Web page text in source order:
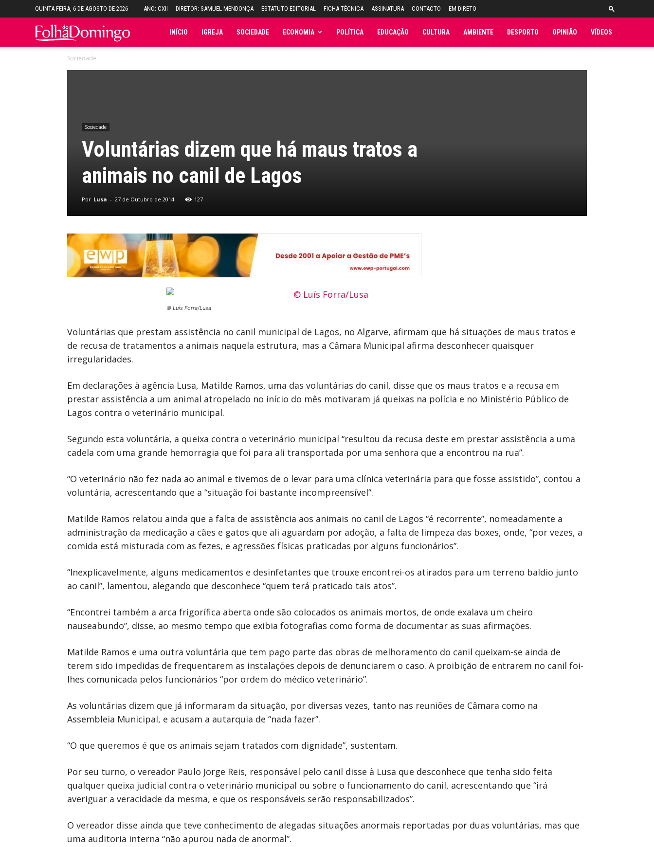
QUINTA-FEIRA, 6 DE AGOSTO DE 2026 ANO: CXII DIRETOR: SAMUEL MENDONÇA ESTATUTO EDITORIAL FICHA TÉCNICA ASSINATURA CONTACTO EM DIRETO
Folha INÍCIO IGREJA SOCIEDADE ECONOMIA POLÍTICA EDUCAÇÃO CULTURA AMBIENTE DESPORTO OPINIÃO VÍDEOS
Sociedade
Sociedade
Voluntárias dizem que há maus tratos a
animais no canil de Lagos
Por Lusa - 27 de Outubro de 2014 127
© Luís Forra/Lusa
Voluntárias que prestam assistência no canil municipal de Lagos, no Algarve, afirmam que há situações de maus tratos e
de recusa de tratamentos a animais naquela estrutura, mas a Câmara Municipal afirma desconhecer quaisquer
irregularidades.
Em declarações à agência Lusa, Matilde Ramos, uma das voluntárias do canil, disse que os maus tratos e a recusa em
prestar assistência a um animal atropelado no início do mês motivaram já queixas na polícia e no Ministério Público de
Lagos contra o veterinário municipal.
Segundo esta voluntária, a queixa contra o veterinário municipal “resultou da recusa deste em prestar assistência a uma
cadela com uma grande hemorragia que foi para ali transportada por uma senhora que a encontrou na rua”.
“O veterinário não fez nada ao animal e tivemos de o levar para uma clínica veterinária para que fosse assistido”, contou a
voluntária, acrescentando que a “situação foi bastante incompreensível”.
Matilde Ramos relatou ainda que a falta de assistência aos animais no canil de Lagos “é recorrente”, nomeadamente a
administração da medicação a cães e gatos que ali aguardam por adoção, a falta de limpeza das boxes, onde, “por vezes, a
comida está misturada com as fezes, e agressões físicas praticadas por alguns funcionários”.
“Inexplicavelmente, alguns medicamentos e desinfetantes que trouxe encontrei-os atirados para um terreno baldio junto
ao canil”, lamentou, alegando que desconhece “quem terá praticado tais atos”.
“Encontrei também a arca frigorífica aberta onde são colocados os animais mortos, de onde exalava um cheiro
nauseabundo”, disse, ao mesmo tempo que exibia fotografias como forma de documentar as suas afirmações.
Matilde Ramos e uma outra voluntária que tem pago parte das obras de melhoramento do canil queixam-se ainda de
terem sido impedidas de frequentarem as instalações depois de denunciarem o caso. A proibição de entrarem no canil foi-
lhes comunicada pelos funcionários “por ordem do médico veterinário”.
As voluntárias dizem que já informaram da situação, por diversas vezes, tanto nas reuniões de Câmara como na
Assembleia Municipal, e acusam a autarquia de “nada fazer”.
“O que queremos é que os animais sejam tratados com dignidade”, sustentam.
Por seu turno, o vereador Paulo Jorge Reis, responsável pelo canil disse à Lusa que desconhece que tenha sido feita
qualquer queixa judicial contra o veterinário municipal ou sobre o funcionamento do canil, acrescentando que “irá
averiguar a veracidade da mesma, e que os responsáveis serão responsabilizados”.
O vereador disse ainda que teve conhecimento de alegadas situações anormais reportadas por duas voluntárias, mas que
uma auditoria interna “não apurou nada de anormal”.